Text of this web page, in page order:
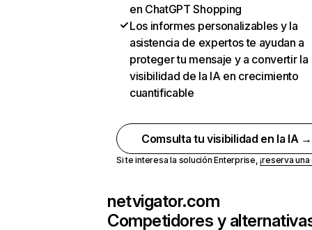
en ChatGPT Shopping
Los informes personalizables y la
asistencia de expertos te ayudan a
proteger tu mensaje y a convertir la
visibilidad de la IA en crecimiento
cuantificable
Comsulta tu visibilidad en la IA →
Si te interesa la solución Enterprise,¡reserva
netvigator.com
Competidores y